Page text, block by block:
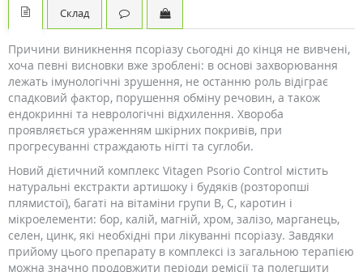
Склад
Причини виникнення псоріазу сьогодні до кінця не вивчені,
хоча певні висновки вже зроблені: в основі захворювання
лежать імунологічні зрушення, не останню роль відіграє
спадковий фактор, порушення обміну речовин, а також
ендокринні та неврологічні відхилення. Хвороба
проявляється ураженням шкірних покривів, при
прогресуванні страждають нігті та суглоби.
Новий дієтичний комплекс Vitagen Psorio Control містить
натуральні екстракти артишоку і будяків (розторопші
плямистої), багаті на вітаміни групи B, С, каротин і
мікроелементи: бор, калій, магній, хром, залізо, марганець,
селен, цинк, які необхідні при лікуванні псоріазу. Завдяки
прийому цього препарату в комплексі із загальною терапією
можна значно продовжити періоди ремісії та полегшити